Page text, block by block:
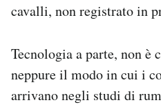
cavalli, non registrato in
Tecnologia a parte, non è
neppure il modo in cui i
arrivano negli studi di